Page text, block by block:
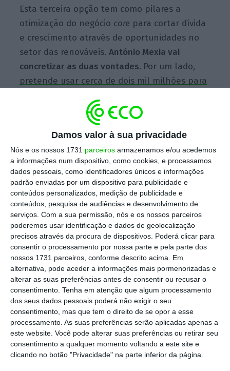
Damos valor à sua privacidade
Nós e os nossos 1731 parceiros armazenamos e/ou acedemos
a informações num dispositivo, como cookies, e processamos
dados pessoais, como identificadores únicos e informações
padrão enviadas por um dispositivo para publicidade e
conteúdos personalizados, medição de publicidade e
conteúdos, pesquisa de audiências e desenvolvimento de
serviços. Com a sua permissão, nós e os nossos parceiros
poderemos usar identificação e dados de geolocalização
precisos através da procura de dispositivos. Poderá clicar para
consentir o processamento por nossa parte e pela parte dos
nossos 1731 parceiros, conforme descrito acima. Em
alternativa, pode aceder a informações mais pormenorizadas e
alterar as suas preferências antes de consentir ou recusar o
consentimento. Tenha em atenção que algum processamento
dos seus dados pessoais poderá não exigir o seu
consentimento, mas que tem o direito de se opor a esse
processamento. As suas preferências serão aplicadas apenas a
este website. Você pode alterar suas preferências ou retirar seu
consentimento a qualquer momento voltando a este site e
clicando no botão "Privacidade" na parte inferior da página.
Esta terceira opção tem como pilares a
otimização do negócio core para cortar dívida
e crescimento através de oportunidades no
setor das renováveis.António Mexia vai
concretizar as duas vontades. Por um lado,
pretende usar cerca de dois mil milhões para
(ligeiramente abaixo da sugestão do
Elliott de 2,8 mil milhões para abater parte
da dívida líquida). Por outro,a EDP vai alocar
sete mil milhões a investimentos em
renováveis(contra uma proposta de 3,5 mil
milhões de euros para o segmento).
Renováveis e otimização
de portefólio alinhadas
“Otimização” é uma palavra usada por ambos,
que partilham também a visão sobre o reforço
na energia renovável. Mas nos pormenores há
diferenças. A sugestão do Elliott era de
alienação de ativos de geração convencional
(ou seja, centrais a carvão) na Península
Ibérica por 1,7 mil milhões de euros.